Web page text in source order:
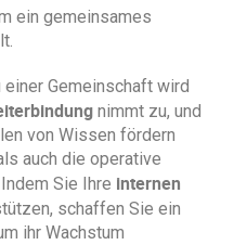
ein gemeinsames
Gemeinschaft wird
nimmt zu, und
von Wissen fördern
auch die operative
Sie Ihre internen
schaffen Sie ein
ihr Wachstum